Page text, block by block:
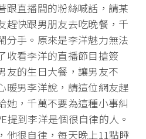
跟直播間的粉絲喊話，請某
趕快跟男朋友去吃晚餐，千
分手。原來是李洋魅力無法
收看李洋的直播節目搶簽
友的生日大餐，讓男友不
暖男李洋說，請這位網友趕
她，千萬不要為這種小事糾
提到李洋是個很自律的人。
他很自律，每天晚上11點睡